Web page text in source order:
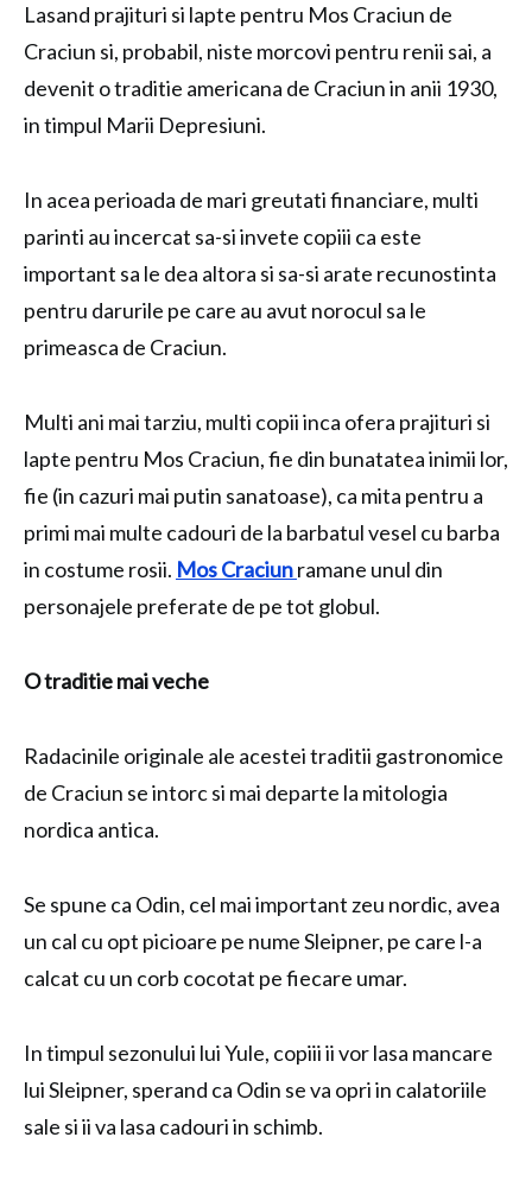
Lasand prajituri si lapte pentru Mos Craciun de
Craciun si, probabil, niste morcovi pentru renii sai, a
devenit o traditie americana de Craciun in anii 1930,
in timpul Marii Depresiuni.
In acea perioada de mari greutati financiare, multi
parinti au incercat sa-si invete copiii ca este
important sa le dea altora si sa-si arate recunostinta
pentru darurile pe care au avut norocul sa le
primeasca de Craciun.
Multi ani mai tarziu, multi copii inca ofera prajituri si
lapte pentru Mos Craciun, fie din bunatatea inimii lor,
fie (in cazuri mai putin sanatoase), ca mita pentru a
primi mai multe cadouri de la barbatul vesel cu barba
in costume rosii. Mos Craciunramane unul din
personajele preferate de pe tot globul.
O traditie mai veche
Radacinile originale ale acestei traditii gastronomice
de Craciun se intorc si mai departe la mitologia
nordica antica.
Se spune ca Odin, cel mai important zeu nordic, avea
un cal cu opt picioare pe nume Sleipner, pe care l-a
calcat cu un corb cocotat pe fiecare umar.
In timpul sezonului lui Yule, copiii ii vor lasa mancare
lui Sleipner, sperand ca Odin se va opri in calatoriile
sale si ii va lasa cadouri in schimb.